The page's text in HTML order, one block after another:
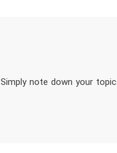
Simply note down your